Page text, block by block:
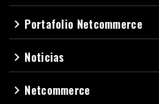
navigate_next Portafolio Netcommerce
navigate_next Noticias
navigate_next Netcommerce